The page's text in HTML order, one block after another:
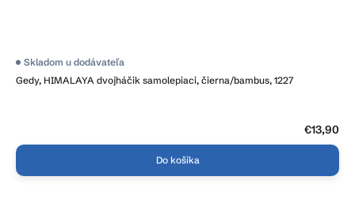
Gedy, HIMALAYA dvojháčik samolepiaci, čierna/bambus, 1227
Skladom u dodávateľa
€13,90
Do košíka